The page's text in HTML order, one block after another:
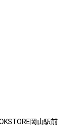
岡山駅前